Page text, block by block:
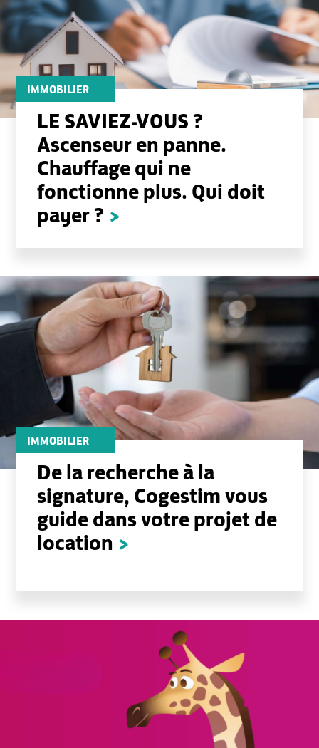
IMMOBILIER
LE SAVIEZ-VOUS ?
Ascenseur en panne.
Chauffage qui ne
fonctionne plus. Qui doit
payer ? >
IMMOBILIER
De la recherche à la
signature, Cogestim vous
guide dans votre projet de
location >